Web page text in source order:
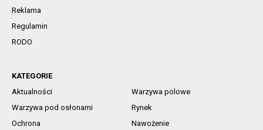
Reklama
Regulamin
RODO
KATEGORIE
Aktualności
Warzywa polowe
Warzywa pod osłonami
Rynek
Ochrona
Nawożenie